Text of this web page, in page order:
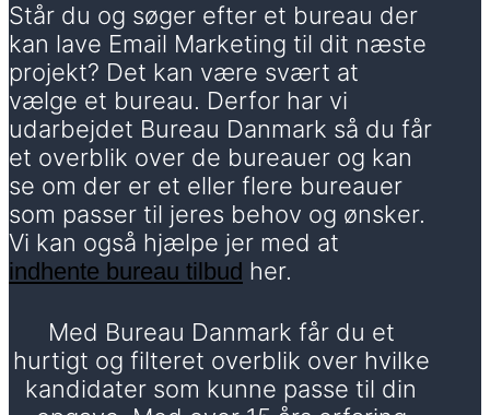
Står du og søger efter et bureau der
kan lave Email Marketing til dit næste
projekt? Det kan være svært at
vælge et bureau. Derfor har vi
udarbejdet Bureau Danmark så du får
et overblik over de bureauer og kan
se om der er et eller flere bureauer
som passer til jeres behov og ønsker.
Vi kan også hjælpe jer med at
indhente bureau tilbud her.
Med Bureau Danmark får du et
hurtigt og filteret overblik over hvilke
kandidater som kunne passe til din